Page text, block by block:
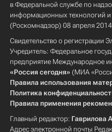
в Федеральной службе по
информационных технологий
(Роскомнадзор) 08 апреля 2014
Свидетельство о
Учредитель: Федеральное
предприятие Международное
«Россия сегодня» (МИА
Правила использования
Политика
Правила применения
Главный редактор: Гаврилова
Адрес электронной почты